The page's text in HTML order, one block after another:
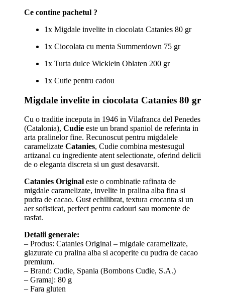
Ce contine pachetul ?
1x Migdale invelite in ciocolata Catanies 80 gr
1x Ciocolata cu menta Summerdown 75 gr
1x Turta dulce Wicklein Oblaten 200 gr
1x Cutie pentru cadou
Migdale invelite in ciocolata Catanies 80 gr
Cu o traditie inceputa in 1946 in Vilafranca del Penedes
(Catalonia), Cudie este un brand spaniol de referinta in
arta pralinelor fine. Recunoscut pentru migdalele
caramelizate Catanies, Cudie combina mestesugul
artizanal cu ingrediente atent selectionate, oferind delicii
de o eleganta discreta si un gust desavarsit.
Catanies Original este o combinatie rafinata de
migdale caramelizate, invelite in pralina alba fina si
pudra de cacao. Gust echilibrat, textura crocanta si un
aer sofisticat, perfect pentru cadouri sau momente de
rasfat.
Detalii generale:
– Produs: Catanies Original – migdale caramelizate,
glazurate cu pralina alba si acoperite cu pudra de cacao
premium.
– Brand: Cudie, Spania (Bombons Cudie, S.A.)
– Gramaj: 80 g
– Fara gluten